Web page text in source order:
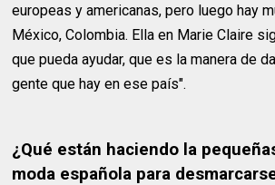
europeas y americanas, pero luego hay
México, Colombia. Ella en Marie Claire
que pueda ayudar, que es la manera de
gente que hay en ese país".
¿Qué están haciendo la
moda española para